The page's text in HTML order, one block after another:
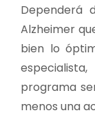
Dependerá
Alzheimer
bien lo
programa
menos una